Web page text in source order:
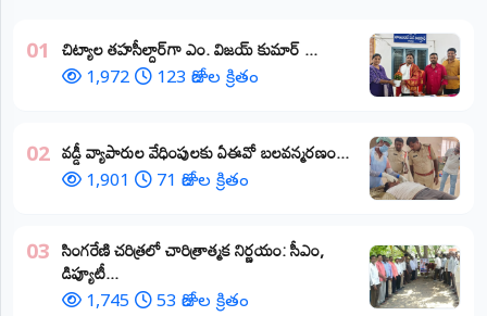
01 ​చిట్యాల తహసీల్దార్‌గా ఎం. విజయ్ కుమార్ ...
1,972 123 రోజుల క్రితం
02 వడ్డీ వ్యాపారుల వేధింపులకు ఏఈవో బలవన్మరణం...
1,901 71 రోజుల క్రితం
03 ​సింగరేణి చరిత్రలో చారిత్రాత్మక నిర్ణయం: సీఎం,
డిప్యూటీ...
1,745 53 రోజుల క్రితం